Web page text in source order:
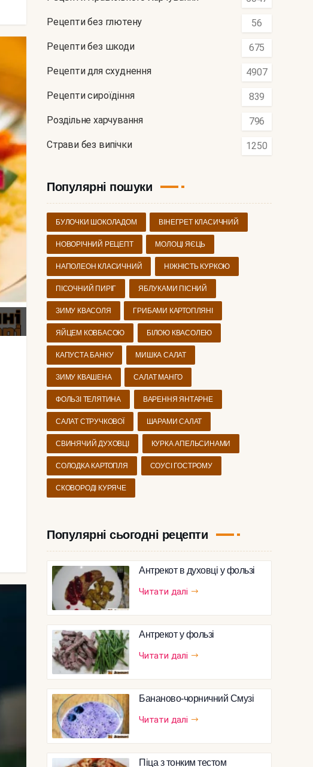
Рецепти без глютену 56
Рецепти без шкоди 675
Рецепти для схуднення 4907
Рецепти сироїдіння 839
Роздільне харчування 796
Страви без випічки 1250
Популярні пошуки
БУЛОЧКИ ШОКОЛАДОМ ВІНЕГРЕТ КЛАСИЧНИЙ
НОВОРІЧНИЙ РЕЦЕПТ МОЛОЦІ ЯЄЦЬ
НАПОЛЕОН КЛАСИЧНИЙ НІЖНІСТЬ КУРКОЮ
ПІСОЧНИЙ ПИРІГ ЯБЛУКАМИ ПІСНИЙ
ЗИМУ КВАСОЛЯ ГРИБАМИ КАРТОПЛЯНІ
ЯЙЦЕМ КОВБАСОЮ БІЛОЮ КВАСОЛЕЮ
КАПУСТА БАНКУ МИШКА САЛАТ
ЗИМУ КВАШЕНА САЛАТ МАНГО
ФОЛЬЗІ ТЕЛЯТИНА ВАРЕННЯ ЯНТАРНЕ
САЛАТ СТРУЧКОВОЇ ШАРАМИ САЛАТ
СВИНЯЧИЙ ДУХОВЦІ КУРКА АПЕЛЬСИНАМИ
СОЛОДКА КАРТОПЛЯ СОУСІ ГОСТРОМУ
СКОВОРОДІ КУРЯЧЕ
Популярні сьогодні рецепти
Антрекот в духовці у фользі
Читати далі
Антрекот у фользі
Читати далі
Бананово-чорничний Смузі
Читати далі
Піца з тонким тестом